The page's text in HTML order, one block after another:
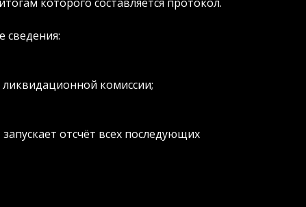
комиссии;
отсчёт всех последующих